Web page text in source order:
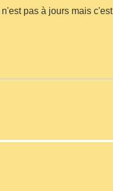
pas à jours mais